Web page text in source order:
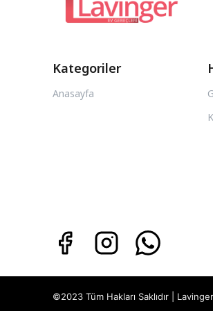
Kategoriler
Anasayfa
©2023 Tüm Hakları Saklıdır |